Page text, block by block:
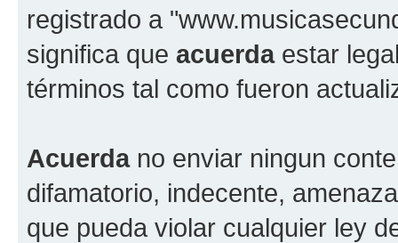
registrado a
significa que acuerdaestar
términos tal como fueron
Acuerdano enviar ningun
difamatorio, indecente,
que pueda violar cualquier ley